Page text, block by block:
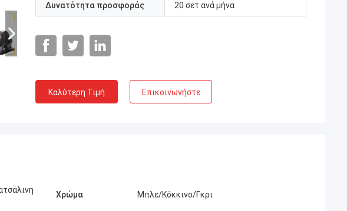
Δυνατότητα προσφοράς 20 σετ ανά μήνα
Καλύτερη Τιμή Επικοινωνήστε
Χρώμα Μπλε/Κόκκινο/Γκρι